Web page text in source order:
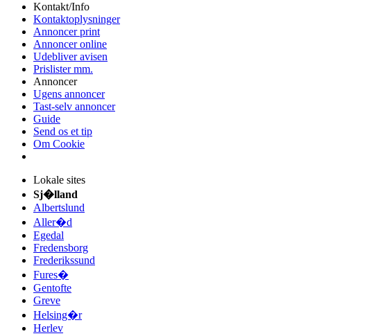
Kontakt/Info
Kontaktoplysninger
Annoncer print
Annoncer online
Udebliver avisen
Prislister mm.
Annoncer
Ugens annoncer
Tast-selv annoncer
Guide
Send os et tip
Om Cookie
Lokale sites
Sj�lland
Albertslund
Aller�d
Egedal
Fredensborg
Frederikssund
Fures�
Gentofte
Greve
Helsing�r
Herlev